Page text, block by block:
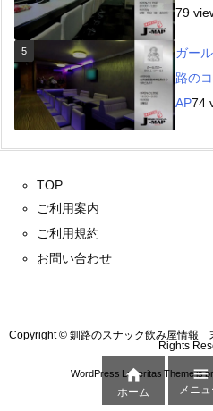
79
5
ガー
路の
AP74
TOP
ご利用案内
ご利用規約
お問い合わせ
Copyright © 釧路のスナック飲み屋情報
Rights
WordPress Luxeritas Theme is

ホーム

メニュ